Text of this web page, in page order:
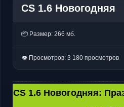
CS 1.6 Новогодняя
📦 Размер: 266 мб.
👁 Просмотров: 3 180 просмотров
CS 1.6 Новогодняя: